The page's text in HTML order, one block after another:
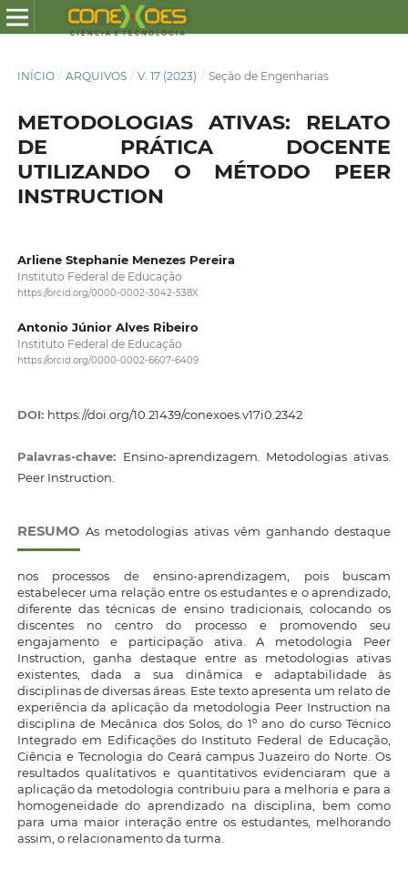
INÍCIO / ARQUIVOS / V. 17 (2023) / Seção de Engenharias
METODOLOGIAS ATIVAS: RELATO
DE PRÁTICA DOCENTE
UTILIZANDO O MÉTODO PEER
INSTRUCTION
Arliene Stephanie Menezes Pereira
Instituto Federal de Educação
https://orcid.org/0000-0002-3042-538X
Antonio Júnior Alves Ribeiro
Instituto Federal de Educação
https://orcid.org/0000-0002-6607-6409
DOI: https://doi.org/10.21439/conexoes.v17i0.2342
Palavras-chave: Ensino-aprendizagem. Metodologias ativas.
Peer Instruction.
RESUMO As metodologias ativas vêm ganhando destaque
nos processos de ensino-aprendizagem, pois buscam
estabelecer uma relação entre os estudantes e o aprendizado,
diferente das técnicas de ensino tradicionais, colocando os
discentes no centro do processo e promovendo seu
engajamento e participação ativa. A metodologia Peer
Instruction, ganha destaque entre as metodologias ativas
existentes, dada a sua dinâmica e adaptabilidade às
disciplinas de diversas áreas. Este texto apresenta um relato de
experiência da aplicação da metodologia Peer Instruction na
disciplina de Mecânica dos Solos, do 1º ano do curso Técnico
Integrado em Edificações do Instituto Federal de Educação,
Ciência e Tecnologia do Ceará campus Juazeiro do Norte. Os
resultados qualitativos e quantitativos evidenciaram que a
aplicação da metodologia contribuiu para a melhoria e para a
homogeneidade do aprendizado na disciplina, bem como
para uma maior interação entre os estudantes, melhorando
assim, o relacionamento da turma.